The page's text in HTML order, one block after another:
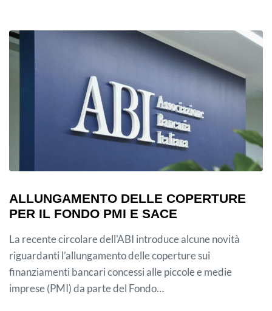
ALLUNGAMENTO DELLE COPERTURE
PER IL FONDO PMI E SACE
La recente circolare dell'ABI introduce alcune novità
riguardanti l’allungamento delle coperture sui
finanziamenti bancari concessi alle piccole e medie
imprese (PMI) da parte del Fondo…